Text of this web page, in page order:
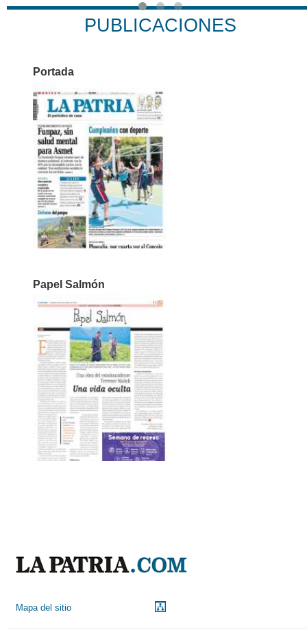
PUBLICACIONES
Portada
Papel Salmón
Mapa del sitio